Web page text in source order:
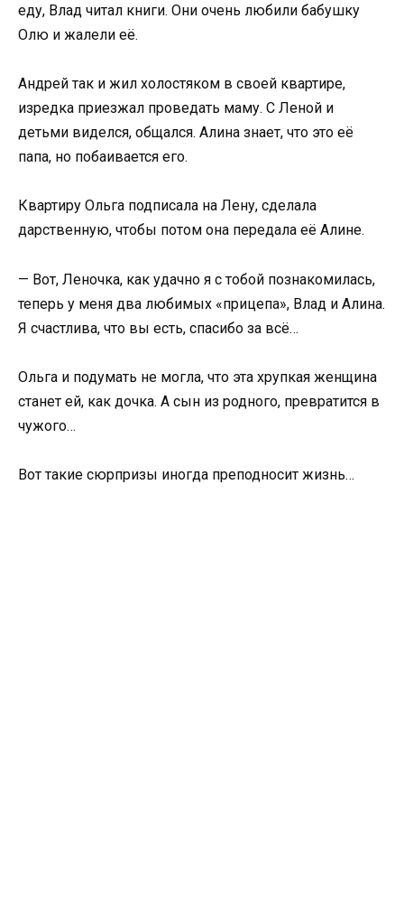
еду, Влад читал книги. Они очень любили бабушку
Олю и жалели её.
Андрей так и жил холостяком в своей квартире,
изредка приезжал проведать маму. С Леной и
детьми виделся, общался. Алина знает, что это её
папа, но побаивается его.
Квартиру Ольга подписала на Лену, сделала
дарственную, чтобы потом она передала её Алине.
— Вот, Леночка, как удачно я с тобой познакомилась,
теперь у меня два любимых «прицепа», Влад и Алина.
Я счастлива, что вы есть, спасибо за всё…
Ольга и подумать не могла, что эта хрупкая женщина
станет ей, как дочка. А сын из родного, превратится в
чужого…
Вот такие сюрпризы иногда преподносит жизнь…